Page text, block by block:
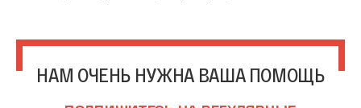
НАМ ОЧЕНЬ НУЖНА ВАША ПОМОЩЬ